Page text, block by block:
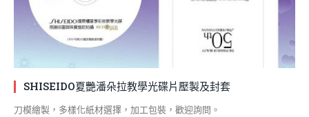
SHISEIDO夏艷潘朵拉教學光碟片壓製及封套
刀模繪製，多樣化紙材選擇，加工包裝，歡迎詢問。